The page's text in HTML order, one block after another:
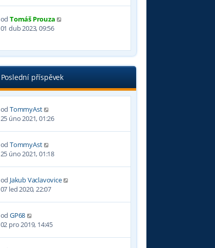
od Tomáš Prouza
01 dub 2023, 09:56
Poslední příspěvek
od TommyAst
25 úno 2021, 01:26
od TommyAst
25 úno 2021, 01:18
od Jakub Vaclavovice
07 led 2020, 22:07
od GP68
02 pro 2019, 14:45